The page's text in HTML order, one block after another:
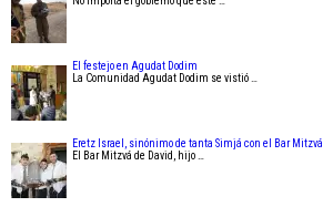
El festejo en Agudat Dodim
La Comunidad Agudat Dodim se vistió …
Eretz Israel, sinónimo de tanta Simjá con el Bar Mitzvá
El Bar Mitzvá de David, hijo …